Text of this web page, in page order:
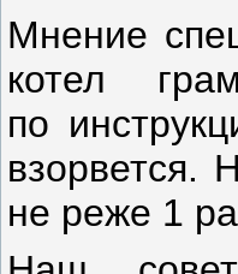
Мнение
котел
по
взорвется.
не реже 1